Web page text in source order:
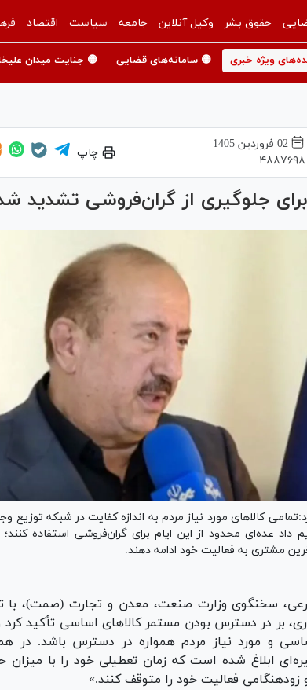
حقوق بشر وکیل آنلاین جامعه سیاست اقتصاد
ویژه خبری 🟡 سامانه‌های قضایی 🟡 جنایت میدان
02 فروردين 1405
۴۸۸۷۶۹۸
چاپ
جلوگیری از گران‌فروشی تشدید
کالا‌های مورد نیاز مردم به اندازه کفایت در شبکه توزیع
داد عده‌ای محدود از این ایام برای گران‌فروشی استفاده
مشتری به فعالیت خود ادامه دهند.
سخنگوی وزارت صنعت، معدن و تجارت (صمت)،
بر در دسترس بودن مستمر کالا‌های اساسی تأکید
و مورد نیاز مردم همواره در دسترس باشد. در
ابلاغ شده است که زمان تعطیلی خود را با میزان
فعالیت خود را متوقف کنند.»